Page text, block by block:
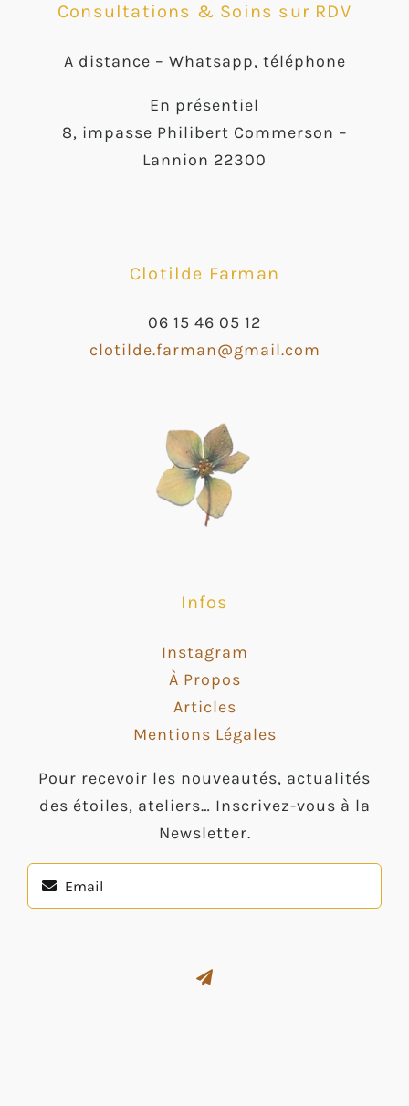
Consultations & Soins sur RDV
A distance – Whatsapp, téléphone
En présentiel
8, impasse Philibert Commerson –
Lannion 22300
Clotilde Farman
06 15 46 05 12
clotilde.farman@gmail.com
Infos
Instagram
À Propos
Articles
Mentions Légales
Pour recevoir les nouveautés, actualités
des étoiles, ateliers… Inscrivez-vous à la
Newsletter.